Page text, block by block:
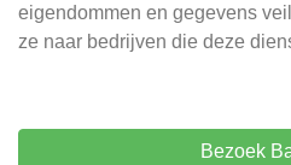
eigendommen en gegevens
ze naar bedrijven die deze
Bezoek